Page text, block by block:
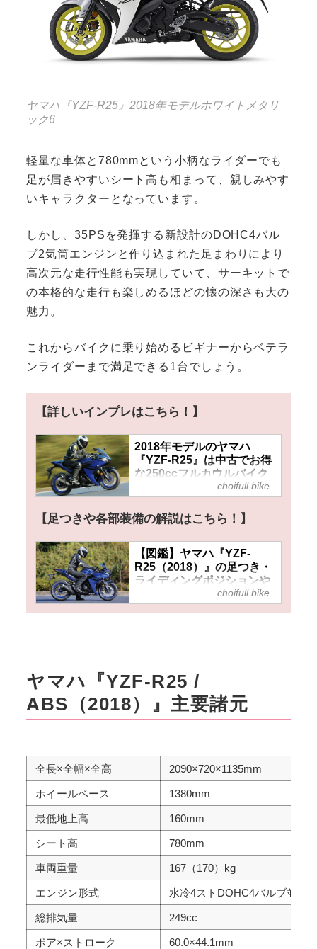
ヤマハ『YZF-R25』2018年モデルホワイトメタリ
ック6
軽量な車体と780mmという小柄なライダーでも
足が届きやすいシート高も相まって、親しみやす
いキャラクターとなっています。
しかし、35PSを発揮する新設計のDOHC4バル
ブ2気筒エンジンと作り込まれた足まわりにより
高次元な走行性能も実現していて、サーキットで
の本格的な走行も楽しめるほどの懐の深さも大の
魅力。
これからバイクに乗り始めるビギナーからベテラ
ンライダーまで満足できる1台でしょう。
【詳しいインプレはこちら！】
2018年モデルのヤマハ
『YZF-R25』は中古でお得
な250ccフルカウルバイク
だけど素性はバッチリ本格
派スポーツモデル！
choifull.bike
【足つきや各部装備の解説はこちら！】
【図鑑】ヤマハ『YZF-
R25（2018）』の足つき・
ライディングポジションや
各部装備はどうだった？
choifull.bike
ヤマハ『YZF-R25 /
ABS（2018）』主要諸元
全長×全幅×全高 2090×720×1135mm
ホイールベース 1380mm
最低地上高 160mm
シート高 780mm
車両重量 167（170）kg
エンジン形式 水冷4ストDOHC4バルブ並列2
総排気量 249cc
ボア×ストローク 60.0×44.1mm